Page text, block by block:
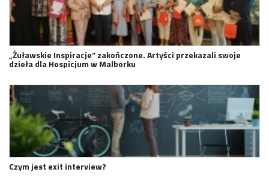
„Żuławskie Inspiracje” zakończone. Artyści przekazali swoje
dzieła dla Hospicjum w Malborku
Czym jest exit interview?